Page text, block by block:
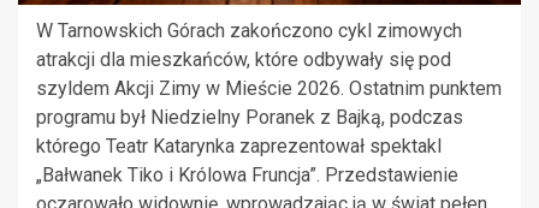
W Tarnowskich Górach zakończono cykl zimowych
atrakcji dla mieszkańców, które odbywały się pod
szyldem Akcji Zimy w Mieście 2026. Ostatnim punktem
programu był Niedzielny Poranek z Bajką, podczas
którego Teatr Katarynka zaprezentował spektakl
„Bałwanek Tiko i Królowa Fruncja”. Przedstawienie